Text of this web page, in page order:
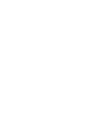
Deluxe" A TRES
POUR L'ART
Idéal pour
des géodes,
de style «Ocean
artistiques
sortes. Kit 1.7 kg
A (résine
– Composant B
kg 2000 g –